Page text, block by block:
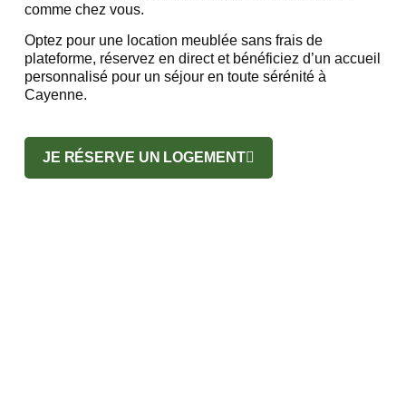
comme chez vous.
Optez pour une location meublée sans frais de
plateforme, réservez en direct et bénéficiez d’un accueil
personnalisé pour un séjour en toute sérénité à
Cayenne.
JE RÉSERVE UN LOGEMENT